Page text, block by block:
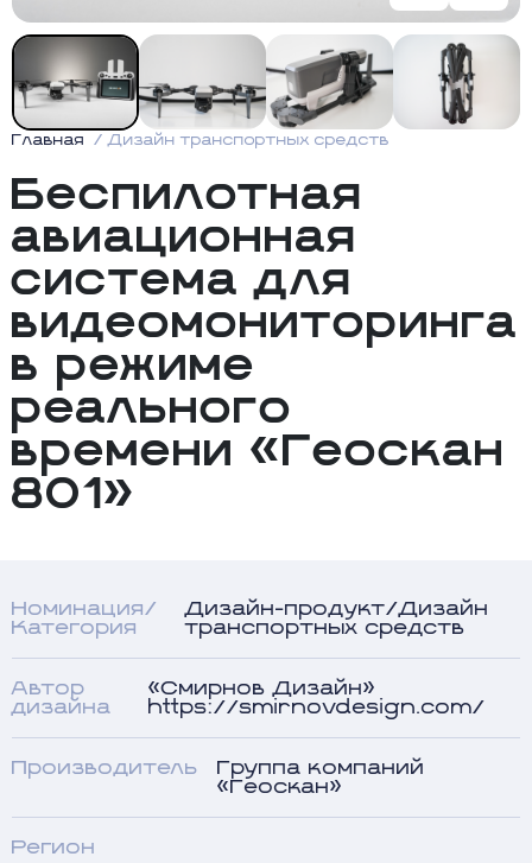
Главная Дизайн транспортных средств
Беспилотная
авиационная
система для
видеомониторинга
в режиме
реального
времени «Геоскан
801»
Номинация/
Категория
Дизайн-продукт/Дизайн
транспортных средств
Автор
дизайна
«Смирнов Дизайн»
https://smirnovdesign.com/
Производитель
Группа компаний
«Геоскан»
Регион